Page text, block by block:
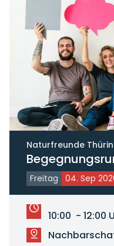
Naturfreunde
Freitag 04. Sep
10:00 - 12:00